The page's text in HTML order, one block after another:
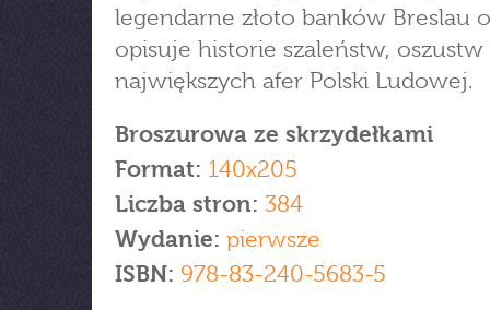
legendarne złoto banków Breslau
opisuje historie szaleństw, oszustw
największych afer Polski Ludowej.
Broszurowa ze skrzydełkami
Format: 140x205
Liczba stron: 384
Wydanie: pierwsze
ISBN: 978-83-240-5683-5